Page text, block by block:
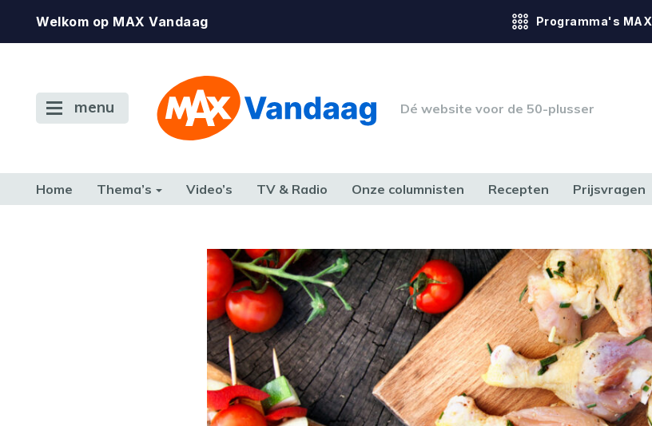
Welkom op MAX Vandaag Programma's MAX
menu Dé website voor de 50-plusser
Home Thema’s Video’s TV & Radio Onze columnisten Recepten Prijsvragen